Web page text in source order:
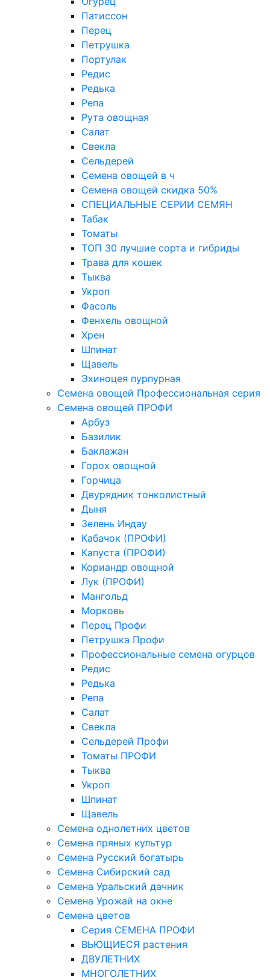
Патиссон
Перец
Петрушка
Портулак
Редис
Редька
Репа
Рута овощная
Салат
Свекла
Сельдерей
Семена овощей в ч
Семена овощей скидка 50%
СПЕЦИАЛЬНЫЕ СЕРИИ СЕМЯН
Табак
Томаты
ТОП 30 лучшие сорта и гибриды
Трава для кошек
Тыква
Укроп
Фасоль
Фенхель овощной
Хрен
Шпинат
Щавель
Эхиноцея пурпурная
Семена овощей Профессиональная серия
Семена овощей ПРОФИ
Арбуз
Базилик
Баклажан
Горох овощной
Горчица
Двурядник тонколистный
Дыня
Зелень Индау
Кабачок (ПРОФИ)
Капуста (ПРОФИ)
Кориандр овощной
Лук (ПРОФИ)
Мангольд
Морковь
Перец Профи
Петрушка Профи
Профессиональные семена огурцов
Редис
Редька
Репа
Салат
Свекла
Сельдерей Профи
Томаты ПРОФИ
Тыква
Укроп
Шпинат
Щавель
Семена однолетних цветов
Семена пряных культур
Семена Русский богатырь
Семена Сибирский сад
Семена Уральский дачник
Семена Урожай на окне
Семена цветов
Cерия CЕМЕНА ПРОФИ
ВЬЮЩИЕСЯ растения
ДВУЛЕТНИХ
МНОГОЛЕТНИХ